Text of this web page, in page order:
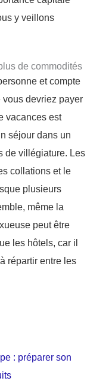
y veillons
de commodités
et compte
vous devriez payer
vacances est
séjour dans un
de villégiature. Les
collations et le
plusieurs
même la
peut être
les hôtels, car il
répartir entre les
: préparer son